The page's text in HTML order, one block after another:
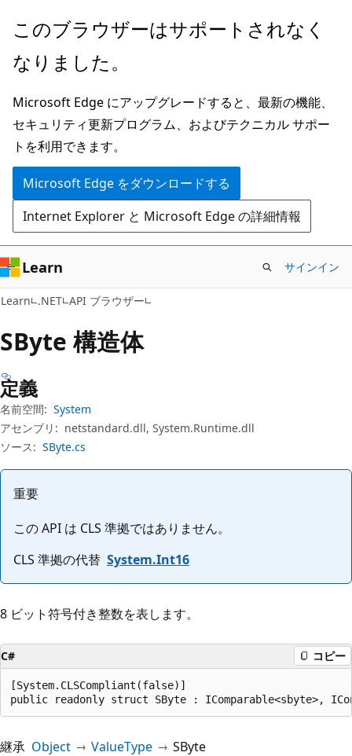
メ
ン
ン
テ
ン
ツ
に
ス
キ
ッ
プ
ペ
ジ
ナ
ビ
ゲ
ー
シ
ョ
ン
に
ス
キ
ッ
プ
このブラウザーはサポートされなく
なりました。
Microsoft Edge にアップグレードすると、最新の機能、
セキュリティ更新プログラム、およびテクニカル サポー
トを利用できます。
Microsoft Edge をダウンロードする
Internet Explorer と Microsoft Edge の詳細情報
Learn サインイン
Learn .NET API ブラウザー
SByte 構造体
定義
名前空間: System
アセンブリ: netstandard.dll, System.Runtime.dll
ソース: SByte.cs
重要
この API は CLS 準拠ではありません。
CLS 準拠の代替 System.Int16
8 ビット符号付き整数を表します。
C# コピー
[System.CLSCompliant(false)]
public readonly struct SByte : IComparable<sbyte>,
継承 Object ValueType SByte